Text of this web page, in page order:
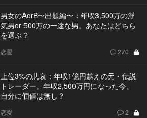
男女のAorB〜出題編〜：年収3,500万の浮
気男or 500万の一途な男。あなたはどちら
を選ぶ？
恋愛 270
上位3%の悲哀：年収1億円越えの元・伝説
トレーダー。年収2,500万円になった今、
自分に価値は無し？
恋愛 2